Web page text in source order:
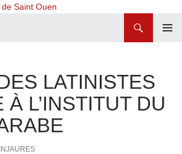
LATINISTES
À L’INSTITUT DU